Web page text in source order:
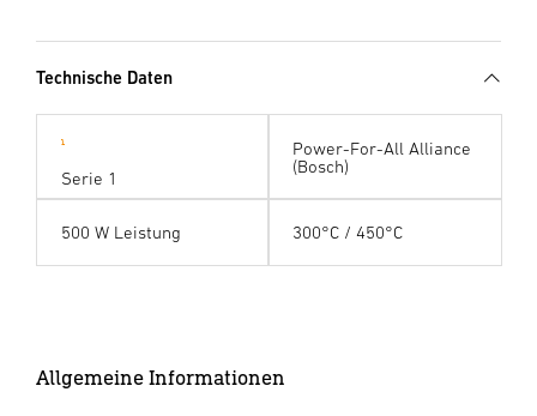
Technische Daten
Serie 1
Power-For-All Alliance
(Bosch)
500 W Leistung 300°C / 450°C
Allgemeine Informationen